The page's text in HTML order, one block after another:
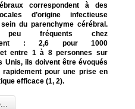
correspondent à des
d’origine infectieuse
du parenchyme cérébral.
fréquents chez
: 2,6 pour 1000
entre 1 à 8 personnes sur
Unis, ils doivent être évoqués
rapidement pour une prise en
efficace (1, 2).